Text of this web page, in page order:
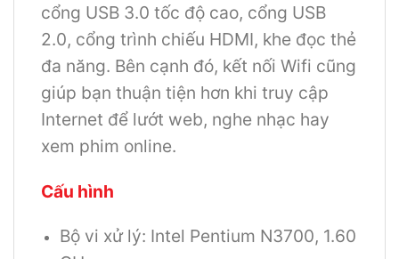
cổng USB 3.0 tốc độ cao, cổng USB
2.0, cổng trình chiếu HDMI, khe đọc thẻ
đa năng. Bên cạnh đó, kết nối Wifi cũng
giúp bạn thuận tiện hơn khi truy cập
Internet để lướt web, nghe nhạc hay
xem phim online.
Cấu hình
Bộ vi xử lý: Intel Pentium N3700, 1.60